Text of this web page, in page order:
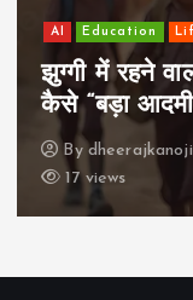
AI Education
झुग्गी में रहने
कैसे “बड़ा
By
17 views